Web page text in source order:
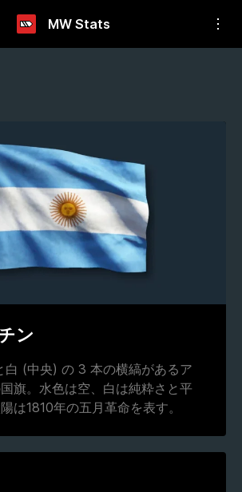
MW Stats
ン
白 (中央) の 3 本の横縞があるア
旗。水色は空、白は純粋さと平
は1810年の五月革命を表す。